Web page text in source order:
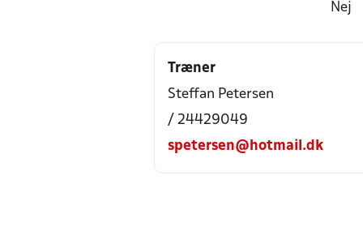
Nej
Træner
Steffan Petersen
/ 24429049
spetersen@hotmail.dk